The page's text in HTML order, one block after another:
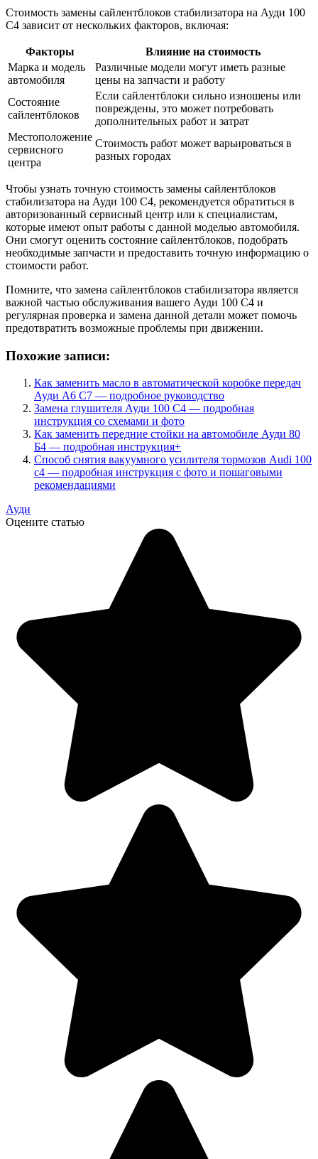
Стоимость замены сайлентблоков стабилизатора на Ауди 100
С4 зависит от нескольких факторов, включая:
Факторы
Влияние на стоимость
Марка и модель
автомобиля
Различные модели могут иметь разные
цены на запчасти и работу
Состояние
сайлентблоков
Если сайлентблоки сильно изношены или
повреждены, это может потребовать
дополнительных работ и затрат
Местоположение
сервисного
центра
Стоимость работ может варьироваться в
разных городах
Чтобы узнать точную стоимость замены сайлентблоков
стабилизатора на Ауди 100 С4, рекомендуется обратиться в
авторизованный сервисный центр или к специалистам,
которые имеют опыт работы с данной моделью автомобиля.
Они смогут оценить состояние сайлентблоков, подобрать
необходимые запчасти и предоставить точную информацию о
стоимости работ.
Помните, что замена сайлентблоков стабилизатора является
важной частью обслуживания вашего Ауди 100 С4 и
регулярная проверка и замена данной детали может помочь
предотвратить возможные проблемы при движении.
Похожие записи:
Как заменить масло в автоматической коробке передач
Ауди А6 С7 — подробное руководство
Замена глушителя Ауди 100 С4 — подробная
инструкция со схемами и фото
Как заменить передние стойки на автомобиле Ауди 80
Б4 — подробная инструкция+
Способ снятия вакуумного усилителя тормозов Audi 100
с4 — подробная инструкция с фото и пошаговыми
рекомендациями
Ауди
Оцените статью